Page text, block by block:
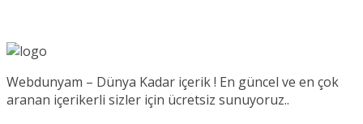
Webdunyam – Dünya Kadar içerik ! En güncel ve en çok
aranan içerikerli sizler için ücretsiz sunuyoruz..